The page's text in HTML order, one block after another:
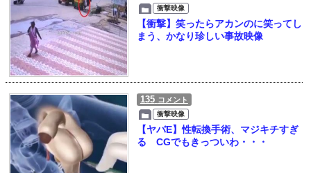
衝撃映像
【衝撃】笑ったらアカンのに笑ってし
まう、かなり珍しい事故映像
135 コメント
衝撃映像
【ヤバE】性転換手術、マジキチすぎ
る CGでもきっついわ・・・